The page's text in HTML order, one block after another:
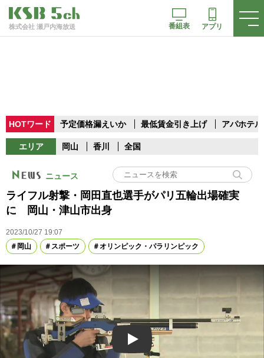
株式会社 瀬戸内海放送 番組表 アプリ
HOTワード 予定価格漏えいか 最低賃金引き上げ アパホテル
エリア 岡山 香川 全国
ニュース
ライフル射撃・岡田直也選手がパリ五輪出場確実
に 岡山・津山市出身
2023/10/27 19:07
岡山
スポーツ オリンピック・パラリンピック
Play